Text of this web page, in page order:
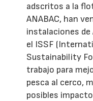
adscritos a la
ANABAC, han
instalaciones de
el ISSF
Sustainability
trabajo para
pesca al cerco,
posibles